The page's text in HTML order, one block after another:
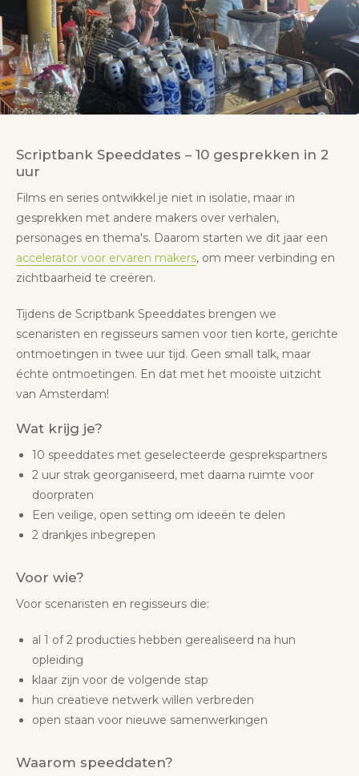
Scriptbank Speeddates – 10 gesprekken in 2
uur
Films en series ontwikkel je niet in isolatie, maar in
gesprekken met andere makers over verhalen,
personages en thema's. Daarom starten we dit jaar een
accelerator voor ervaren makers, om meer verbinding en
zichtbaarheid te creëren.
Tijdens de Scriptbank Speeddates brengen we
scenaristen en regisseurs samen voor tien korte, gerichte
ontmoetingen in twee uur tijd. Geen small talk, maar
échte ontmoetingen. En dat met het mooiste uitzicht
van Amsterdam!
Wat krijg je?
10 speeddates met geselecteerde gesprekspartners
2 uur strak georganiseerd, met daarna ruimte voor
doorpraten
Een veilige, open setting om ideeën te delen
2 drankjes inbegrepen
Voor wie?
Voor scenaristen en regisseurs die:
al 1 of 2 producties hebben gerealiseerd na hun
opleiding
klaar zijn voor de volgende stap
hun creatieve netwerk willen verbreden
open staan voor nieuwe samenwerkingen
Waarom speeddaten?